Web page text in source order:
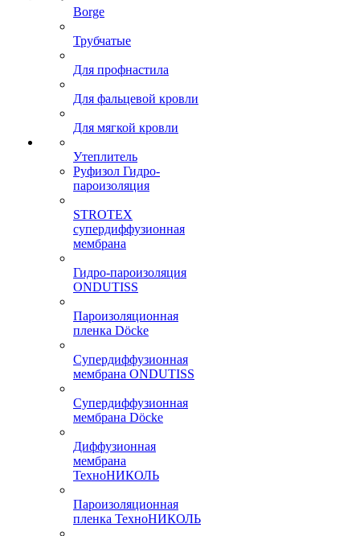
Borge
Трубчатые
Для профнастила
Для фальцевой кровли
Для мягкой кровли
Утеплитель
Руфизол Гидро-
пароизоляция
STROTEX
супердиффузионная
мембрана
Гидро-пароизоляция
ONDUTISS
Пароизоляционная
пленка Döcke
Супердиффузионная
мембрана ONDUTISS
Супердиффузионная
мембрана Döcke
Диффузионная
мембрана
ТехноНИКОЛЬ
Пароизоляционная
пленка ТехноНИКОЛЬ